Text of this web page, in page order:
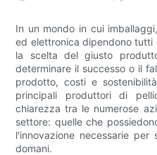
In un mondo in cui
ed elettronica dipendono tutti
la scelta del giusto
determinare il successo o il
prodotto, costi e
principali produttori di
chiarezza tra le numerose
settore: quelle che
l'innovazione necessarie
domani.